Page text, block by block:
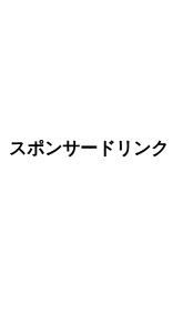
スポンサードリンク